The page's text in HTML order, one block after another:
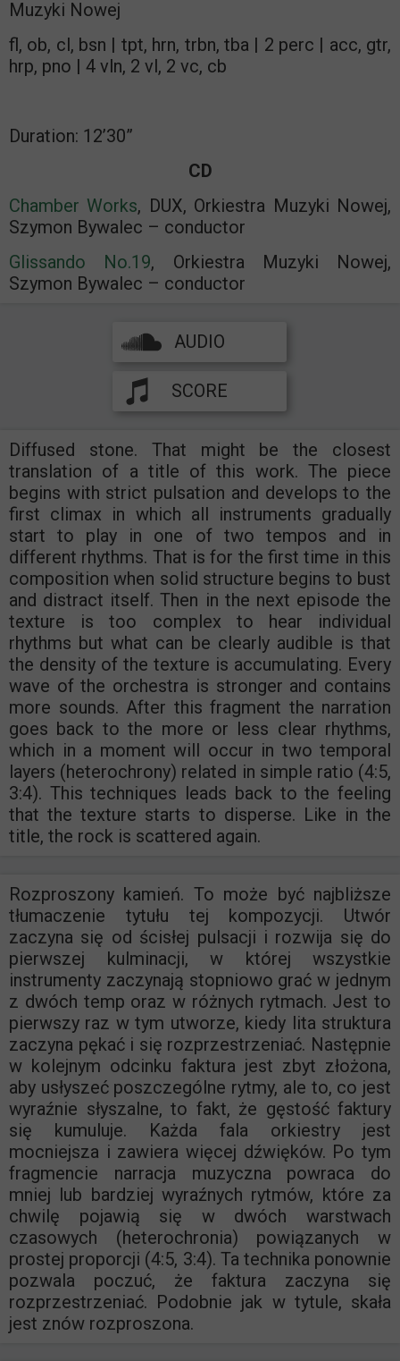
Muzyki Nowej
fl, ob, cl, bsn | tpt, hrn, trbn, tba | 2 perc | acc, gtr,
hrp, pno | 4 vln, 2 vl, 2 vc, cb
Duration: 12’30”
CD
Chamber Works, DUX, Orkiestra Muzyki Nowej,
Szymon Bywalec – conductor
Glissando No.19, Orkiestra Muzyki Nowej,
Szymon Bywalec – conductor
AUDIO
SCORE
Diffused stone. That might be the closest
translation of a title of this work. The piece
begins with strict pulsation and develops to the
first climax in which all instruments gradually
start to play in one of two tempos and in
different rhythms. That is for the first time in this
composition when solid structure begins to bust
and distract itself. Then in the next episode the
texture is too complex to hear individual
rhythms but what can be clearly audible is that
the density of the texture is accumulating. Every
wave of the orchestra is stronger and contains
more sounds. After this fragment the narration
goes back to the more or less clear rhythms,
which in a moment will occur in two temporal
layers (heterochrony) related in simple ratio (4:5,
3:4). This techniques leads back to the feeling
that the texture starts to disperse. Like in the
title, the rock is scattered again.
Rozproszony kamień. To może być najbliższe
tłumaczenie tytułu tej kompozycji. Utwór
zaczyna się od ścisłej pulsacji i rozwija się do
pierwszej kulminacji, w której wszystkie
instrumenty zaczynają stopniowo grać w jednym
z dwóch temp oraz w różnych rytmach. Jest to
pierwszy raz w tym utworze, kiedy lita struktura
zaczyna pękać i się rozprzestrzeniać. Następnie
w kolejnym odcinku faktura jest zbyt złożona,
aby usłyszeć poszczególne rytmy, ale to, co jest
wyraźnie słyszalne, to fakt, że gęstość faktury
się kumuluje. Każda fala orkiestry jest
mocniejsza i zawiera więcej dźwięków. Po tym
fragmencie narracja muzyczna powraca do
mniej lub bardziej wyraźnych rytmów, które za
chwilę pojawią się w dwóch warstwach
czasowych (heterochronia) powiązanych w
prostej proporcji (4:5, 3:4). Ta technika ponownie
pozwala poczuć, że faktura zaczyna się
rozprzestrzeniać. Podobnie jak w tytule, skała
jest znów rozproszona.